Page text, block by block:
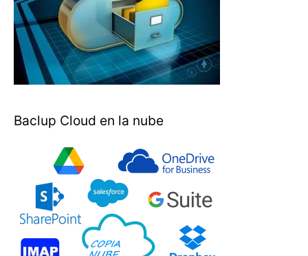
Baclup Cloud en la nube